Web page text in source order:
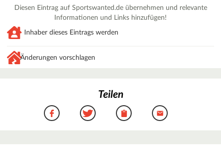
Diesen Eintrag auf Sportswanted.de übernehmen und relevante
Informationen und Links hinzufügen!
Inhaber dieses Eintrags werden
Änderungen vorschlagen
Teilen